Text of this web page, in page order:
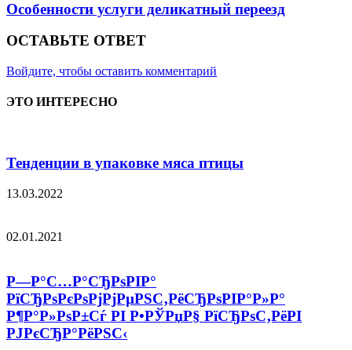
Особенности услуги деликатный переезд
ОСТАВЬТЕ ОТВЕТ
Войдите, чтобы оставить комментарий
ЭТО ИНТЕРЕСНО
Тенденции в упаковке мяса птицы
13.03.2022
02.01.2021
Р—Р°С…Р°СЂРѕРІР°
РїСЂРѕРєРѕРјРјРµРЅС‚РёСЂРѕРІР°Р»Р°
Р¶Р°Р»РѕР±Сѓ РІ Р•РЎРџР§ РїСЂРѕС‚РёРІ
РЈРєСЂР°РёРЅС‹